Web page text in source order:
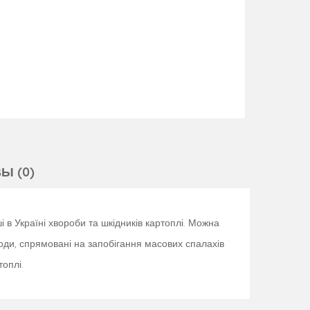
(0)
хвороби та шкідників картоплі. Можна
спрямовані на запобігання масових спалахів